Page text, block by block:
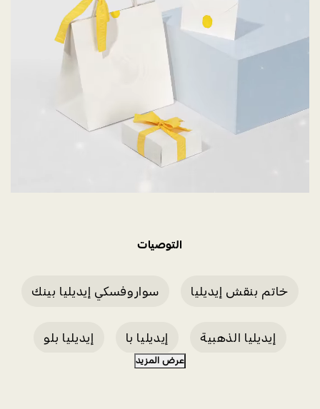
التوصيات
خاتم بنقش إيديليا سواروفسكي إيديليا بينك
إيديليا الذهبية إيديليا با إيديليا بلو
عرض المزيد